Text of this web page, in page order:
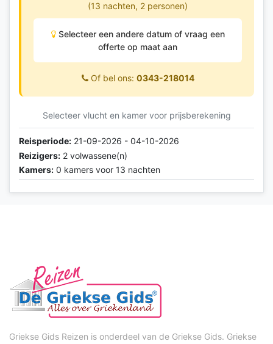
(13 nachten, 2 personen)
Selecteer een andere datum of vraag een
offerte op maat aan
Of bel ons: 0343-218014
Selecteer vlucht en kamer voor prijsberekening
Reisperiode: 21-09-2026 - 04-10-2026
Reizigers: 2 volwassene(n)
Kamers: 0 kamers voor 13 nachten
Griekse Gids Reizen is onderdeel van de Griekse Gids. Griekse